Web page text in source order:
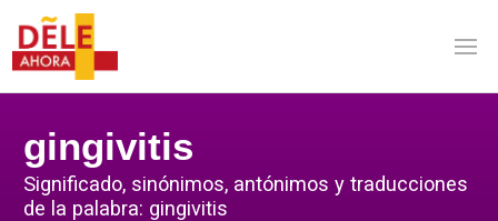
gingivitis
Significado, sinónimos, antónimos y traducciones
de la palabra: gingivitis